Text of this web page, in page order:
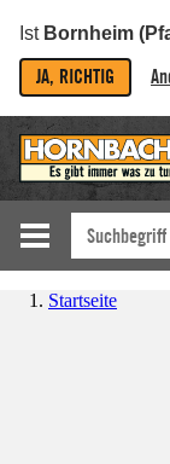
Ist Bornheim
JA, RICHTIG
Startseite